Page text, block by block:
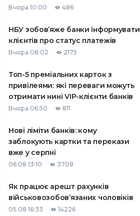
СТРАХУВАННЮ
ВСІ СТРАХОВІ ПОЛІСИ
ВІДГУКИ ПРО СТРАХОВІ
КОМПАНІЇ
КОНТАКТИ
Вчора 10:00 486
НБУ зобов’яже банки інформувати
клієнтів про статус платежів
Вчора 08:02 2175
Топ-5 преміальних карток з
привілеями: які переваги можуть
отримати нині VIP-клієнти банків
Вчора 06:50 811
Нові ліміти банків: кому
заблокують картки та перекази
вже у серпні
06.08 13:10 3708
Як працює арешт рахунків
військовозобов’язаних чоловіків
05.08 16:33 14226